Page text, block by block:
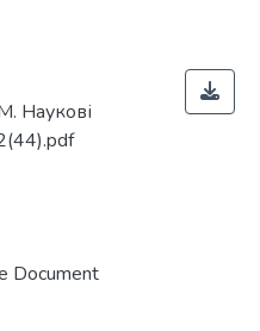
Наукові
Document